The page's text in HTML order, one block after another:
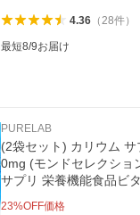
4.36（ 28件）
最短8/9お届け
PURELAB
(2袋セット) カリウム
0mg (モンドセレクショ
サプリ 栄養機能食品ビ
23%OFF価格